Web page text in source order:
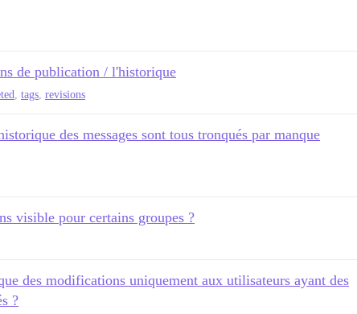
de publication / l'historique
tags revisions
des messages sont tous tronqués par manque
visible pour certains groupes ?
des modifications uniquement aux utilisateurs ayant des
?